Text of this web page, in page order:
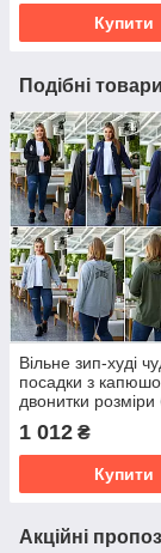
Купити
Подібні
Вільне зип-худі
посадки з
двонитки розміри
1 012 ₴
Купити
Акційні